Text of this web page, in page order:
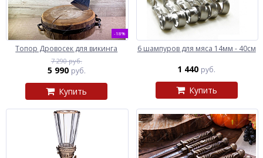
-18%
Топор Дровосек для викинга
7 290 руб.
5 990 руб.
Купить
6 шампуров для мяса 14мм - 40см
1 440 руб.
Купить